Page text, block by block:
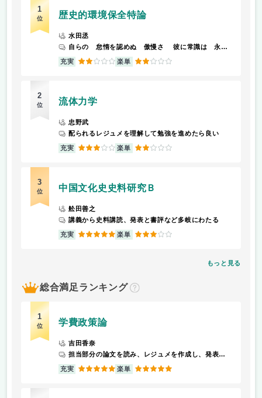
1
位 歴史的環境保全特論
水田丞
自らの 怠惰を認めぬ 傲慢さ 彼に常識は 永遠に通じず
充実 2 楽単 2
2
位 流体力学
忠野武
配られるレジュメを理解して勉強を進めたら良い
充実 3 楽単 2
3
位 中国文化史史料研究Ｂ
舩田善之
講義から史料講読、発表と書評など多岐にわたる
充実 5 楽単 3
もっと見る
総合満足ランキング
？
1
位 学費政策論
吉田香奈
担当部分の論文を読み、レジュメを作成し、発表すること。 期末レポートがあり、授業の内容を踏まえ、2000字以上のレポートを提出すること。
充実 5 楽単 5